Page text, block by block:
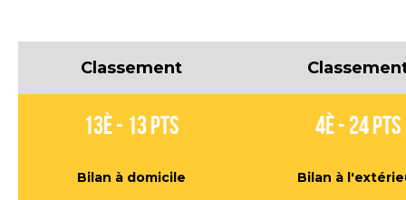
Classement
13è - 13 pts 4è - 24 pts
Bilan à domicile Bilan à